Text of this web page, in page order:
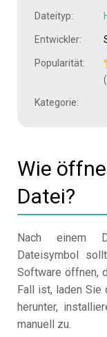
Dateityp:
Entwickler:
Popularität:
Kategorie:
Wie
Datei?
Nach einem
Dateisymbol
Software öffnen,
Fall ist, laden Sie
herunter,
manuell zu.